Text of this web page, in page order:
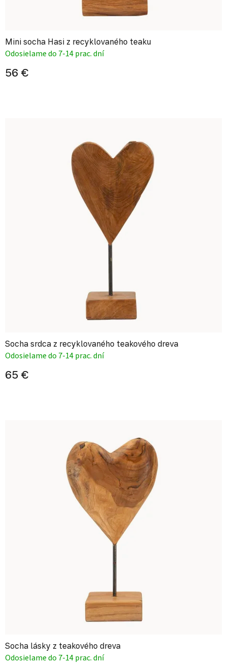
Mini socha Hasi z recyklovaného teaku
Odosielame do 7-14 prac. dní
56 €
Socha srdca z recyklovaného teakového dreva
Odosielame do 7-14 prac. dní
65 €
Socha lásky z teakového dreva
Odosielame do 7-14 prac. dní